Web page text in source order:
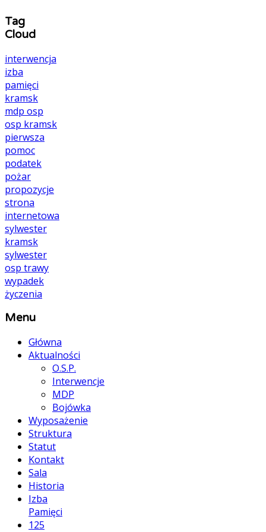
Tag
Cloud
interwencja
izba
pamięci
kramsk
mdp osp
osp kramsk
pierwsza
pomoc
podatek
pożar
propozycje
strona
internetowa
sylwester
kramsk
sylwester
osp trawy
wypadek
życzenia
Menu
Główna
Aktualności
O.S.P.
Interwencje
MDP
Bojówka
Wyposażenie
Struktura
Statut
Kontakt
Sala
Historia
Izba
Pamięci
125